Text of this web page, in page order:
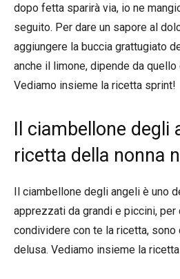
dopo fetta sparirà via, io ne
seguito. Per dare un sapore al
aggiungere la buccia grattugiato
anche il limone, dipende da quello
Vediamo insieme la ricetta sprint!
Il ciambellone degli
ricetta della nonna
Il ciambellone degli angeli è uno
apprezzati da grandi e piccini,
condividere con te la ricetta, sono
delusa. Vediamo insieme la